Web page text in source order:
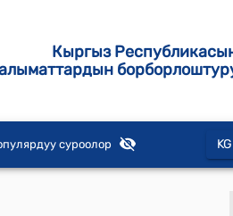
Кыргыз
суроолор KG